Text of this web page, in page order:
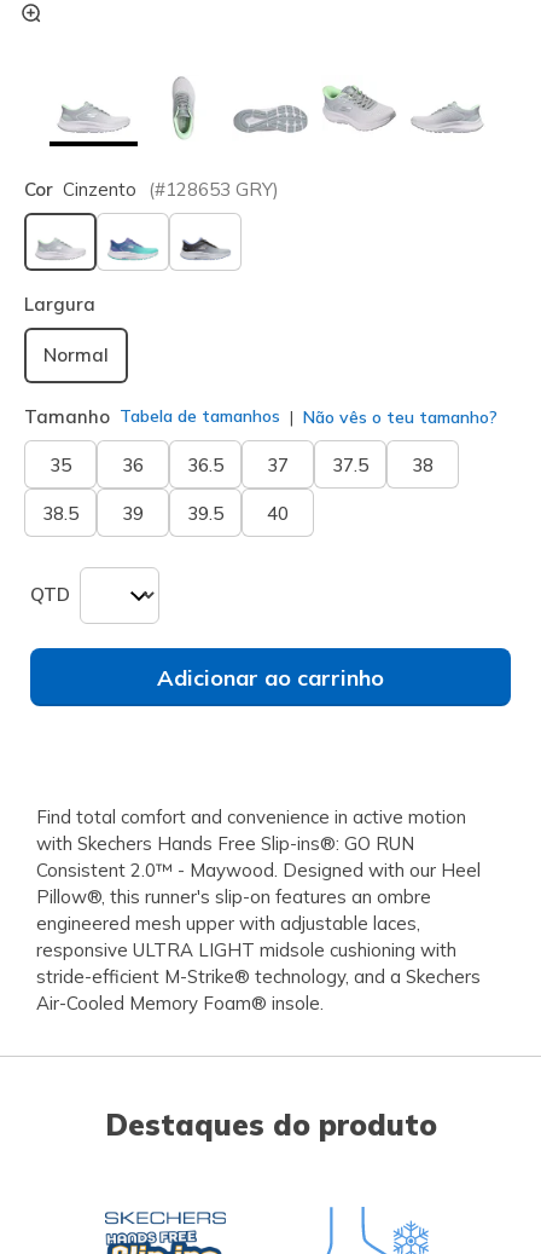
Cor Cinzento (#128653 GRY)
selecionado
Largura
Normal
Tamanho Tabela de tamanhos Não vês o teu tamanho?
35 36 36.5 37 37.5 38
38.5 39 39.5 40
QTD
Adicionar ao carrinho
Find total comfort and convenience in active motion
with Skechers Hands Free Slip-ins®: GO RUN
Consistent 2.0™ - Maywood. Designed with our Heel
Pillow®, this runner's slip-on features an ombre
engineered mesh upper with adjustable laces,
responsive ULTRA LIGHT midsole cushioning with
stride-efficient M-Strike® technology, and a Skechers
Air-Cooled Memory Foam® insole.
Destaques do produto